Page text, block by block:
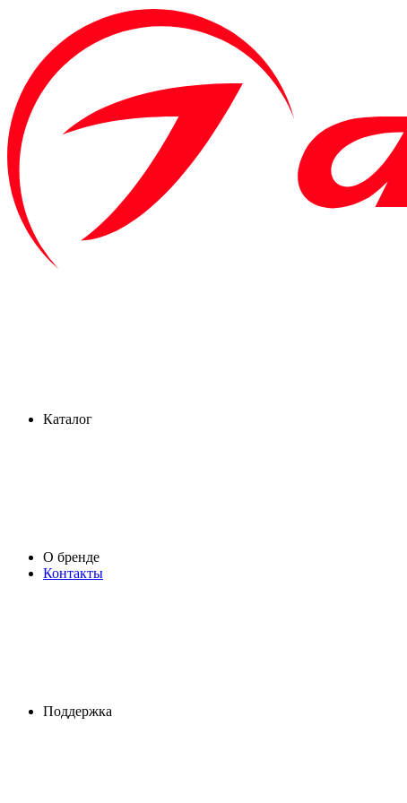
Каталог
О бренде
Контакты
Поддержка